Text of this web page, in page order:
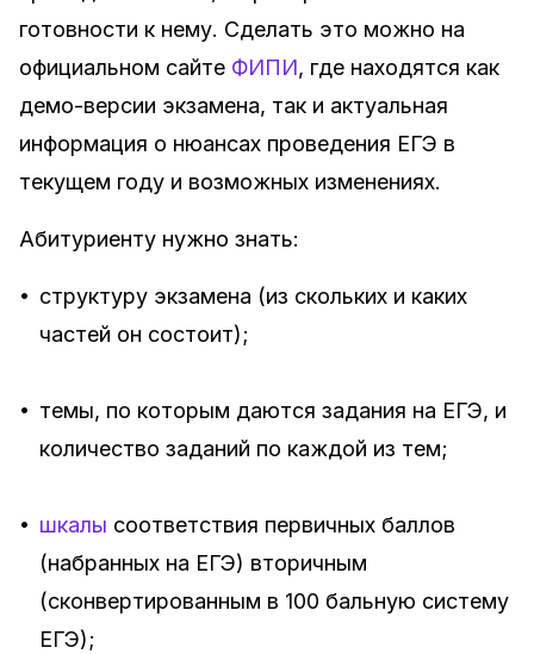
готовности к нему. Сделать это можно на
официальном сайте ФИПИ, где находятся как
демо-версии экзамена, так и актуальная
информация о нюансах проведения ЕГЭ в
текущем году и возможных изменениях.
Абитуриенту нужно знать:
• структуру экзамена (из скольких и каких
частей он состоит);
• темы, по которым даются задания на ЕГЭ, и
количество заданий по каждой из тем;
• шкалы соответствия первичных баллов
(набранных на ЕГЭ) вторичным
(сконвертированным в 100 бальную систему
ЕГЭ);